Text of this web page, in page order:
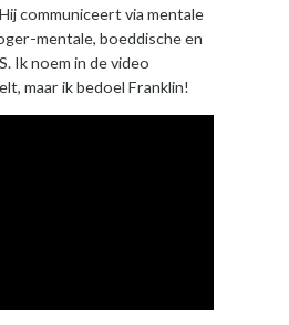
communiceert via mentale
mentale, boeddische en
Ik noem in de video
maar ik bedoel Franklin!